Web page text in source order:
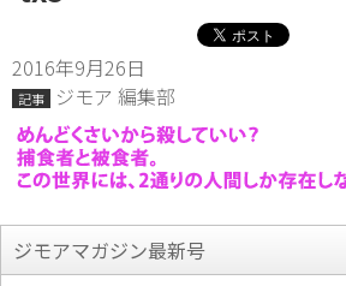
2016年9月26日
記事 ジモア 編集部
ジモアマガジン最新号